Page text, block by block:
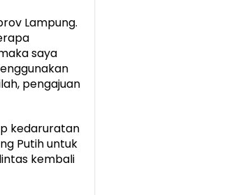
Lampung.
saya
pengajuan
kedaruratan
Putih untuk
kembali